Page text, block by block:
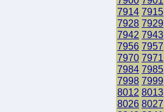
7914 7915
7928 7929
7942 7943
7956 7957
7970 7971
7984 7985
7998 7999
8012 8013
8026 8027